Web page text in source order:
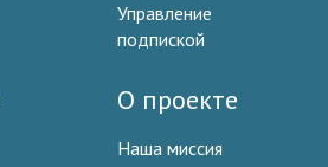
Управление
подпиской
О проекте
Наша миссия